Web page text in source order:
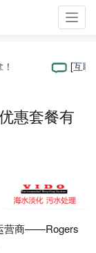
[互联网
惠套餐有
营商——Rogers